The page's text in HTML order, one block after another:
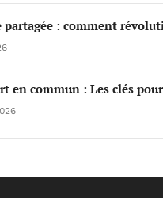
: comment
en commun : Les clés